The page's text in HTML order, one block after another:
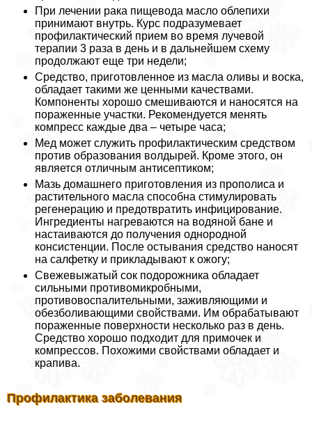
При лечении paка пищевода масло облепихи
принимают внутрь. Курс подразумевает
профилактический прием во время лучевой
терапии 3 раза в день и в дальнейшем схему
продолжают еще три недели;
Средство, приготовленное из масла оливы и воска,
обладает такими же ценными качествами.
Компоненты хорошо смешиваются и наносятся на
пораженные участки. Рекомендуется менять
компресс каждые два – четыре часа;
Мед может служить профилактическим средством
против образования волдырей. Кроме этого, он
является отличным антисептиком;
Мазь домашнего приготовления из прополиса и
растительного масла способна стимулировать
регенерацию и предотвратить инфицирование.
Ингредиенты нагреваются на водяной бане и
настаиваются до получения однородной
консистенции. После остывания средство наносят
на салфетку и прикладывают к ожогу;
Свежевыжатый сок подорожника обладает
сильными противомикробными,
противовоспалительными, заживляющими и
обезболивающими свойствами. Им обpaбатывают
пораженные поверхности несколько раз в день.
Средство хорошо подходит для примочек и
компрессов. Похожими свойствами обладает и
крапива.
Профилактика заболевания